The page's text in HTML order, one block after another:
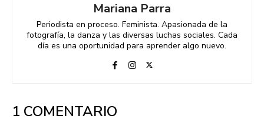
Mariana Parra
Periodista en proceso. Feminista. Apasionada de la
fotografía, la danza y las diversas luchas sociales. Cada
día es una oportunidad para aprender algo nuevo.
1 COMENTARIO